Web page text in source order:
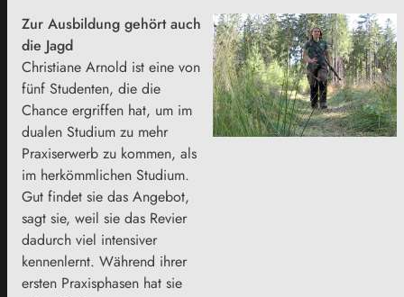
Zur Ausbildung gehört auch
die Jagd
Christiane Arnold ist eine von
fünf Studenten, die die
Chance ergriffen hat, um im
dualen Studium zu mehr
Praxiserwerb zu kommen, als
im herkömmlichen Studium.
Gut findet sie das Angebot,
sagt sie, weil sie das Revier
dadurch viel intensiver
kennenlernt. Während ihrer
ersten Praxisphasen hat sie